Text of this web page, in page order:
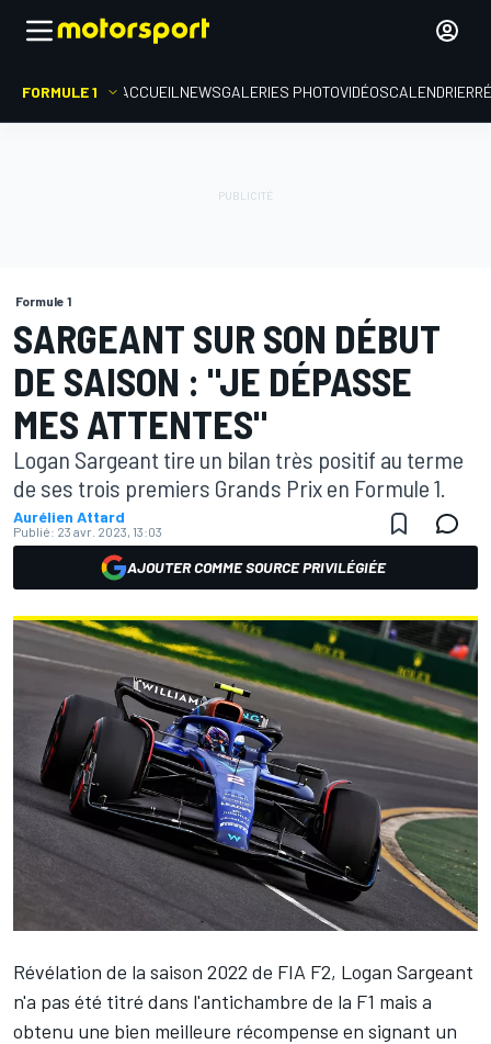
FORMULE 1 ACCUEIL NEWSGALERIES PHOTOVIDÉOSCALENDRIER
Formule 1
SARGEANT SUR SON DÉBUT
DE SAISON : "JE DÉPASSE
MES ATTENTES"
Logan Sargeant tire un bilan très positif au terme
de ses trois premiers Grands Prix en Formule 1.
Aurélien Attard
Publié: 23 avr. 2023, 13:03
AJOUTER COMME SOURCE PRIVILÉGIÉE
Révélation de la saison 2022 de FIA F2, Logan Sargeant
n'a pas été titré dans l'antichambre de la F1 mais a
obtenu une bien meilleure récompense en signant un